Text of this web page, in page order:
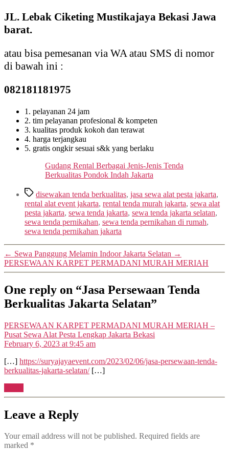
JL. Lebak Ciketing Mustikajaya Bekasi Jawa
barat.
atau bisa pemesanan via WA atau SMS di nomor
di bawah ini :
082181181975
1. pelayanan 24 jam
2. tim pelayanan profesional & kompeten
3. kualitas produk kokoh dan terawat
4. harga terjangkau
5. gratis ongkir sesuai s&k yang berlaku
Gudang Rental Berbagai Jenis-Jenis Tenda
Berkualitas Pondok Indah Jakarta
Tagsdisewakan tenda berkualitas, jasa sewa alat pesta jakarta,
rental alat event jakarta, rental tenda murah jakarta, sewa alat
pesta jakarta, sewa tenda jakarta, sewa tenda jakarta selatan,
sewa tenda pernikahan, sewa tenda pernikahan di rumah,
sewa tenda pernikahan jakarta
← Sewa Panggung Melamin Indoor Jakarta Selatan →
PERSEWAAN KARPET PERMADANI MURAH MERIAH
One reply on “Jasa Persewaan Tenda
Berkualitas Jakarta Selatan”
PERSEWAAN KARPET PERMADANI MURAH MERIAH –
Pusat Sewa Alat Pesta Lengkap Jakarta Bekasi
February 6, 2023 at 9:45 am
[…] https://suryajayaevent.com/2023/02/06/jasa-persewaan-tenda-
berkualitas-jakarta-selatan/[…]
Leave a Reply
Your email address will not be published. Required fields are
marked *